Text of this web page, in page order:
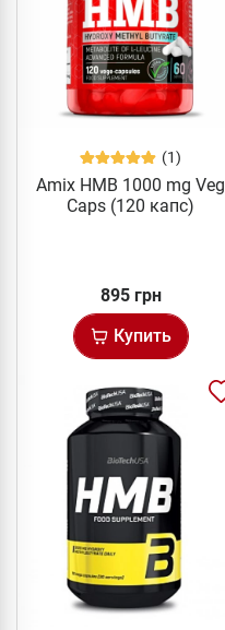
(1)
Amix HMB 1000 mg Veg
Caps (120 капс)
895 грн
Купить